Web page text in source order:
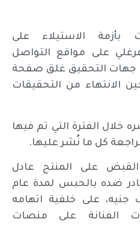
الاستيلاء على
على مواقع التواصل
جهات التحقيق غلق صفحة
الانتهاء من التحقيقات
خلال الفترة التي تم فيها
كل ما نُشر عليها.
القبض على المنتج عادل
ضده بالحبس لمدة عام
تغريمه 50 ألف جنيه، على خلفية اتهامه
الفنانة على منصات